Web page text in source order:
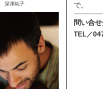
深津純子
で。
問い合
TEL／